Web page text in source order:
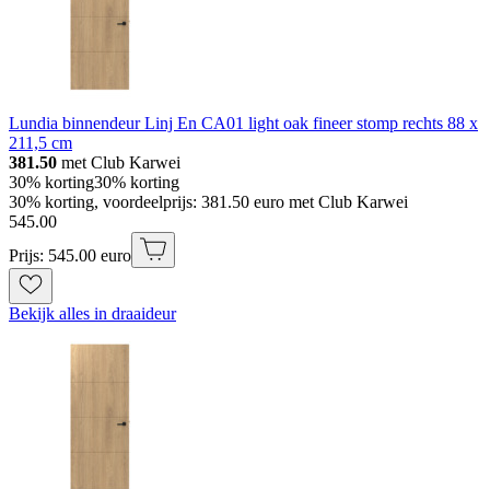
Lundia binnendeur Linj En CA01 light oak fineer stomp rechts 88 x
211,5 cm
381.50 met Club Karwei
30% korting30% korting
30% korting, voordeelprijs: 381.50 euro met Club Karwei
545.00
Prijs: 545.00 euro
Bekijk alles in draaideur